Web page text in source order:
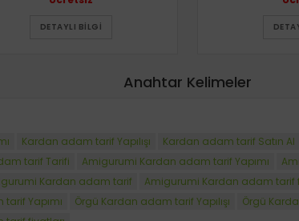
DETAYLI BILGI
Anahtar Kelimeler
Kardan adam tarif Yapılışı Kardan adam tarif Satın Al
tarif Tarifi Amigurumi Kardan adam tarif Yapımı
Kardan adam tarif Amigurumi Kardan adam tarif
Yapımı Örgü Kardan adam tarif Yapılışı Örgü